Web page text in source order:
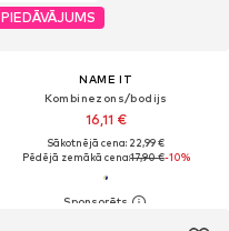
PIEDĀVĀJUMS
NAME IT
Kombinezons/bodijs
16,11 €
Sākotnējā cena: 22,99 €
Pēdējā zemākā cena:17,90 €-10%